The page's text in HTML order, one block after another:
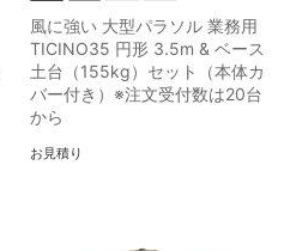
風に強い 大型パラソル 業務用
TICINO35 円形 3.5m & ベース
土台（155kg）セット（本体カ
バー付き）※注文受付数は20台
から
お見積り